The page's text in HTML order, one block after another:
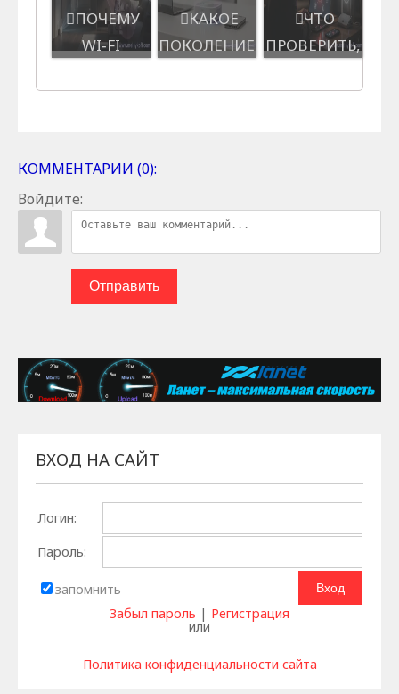
ПОЧЕМУ
WI‑FI
КАКОЕ
ПОКОЛЕНИЕ
ЧТО
ПРОВЕРИТЬ,
КОММЕНТАРИИ (0):
Войдите:
Отправить
ВХОД НА САЙТ
Логин:
Пароль:
запомнить
Забыл пароль | Регистрация
или
Политика конфиденциальности сайта